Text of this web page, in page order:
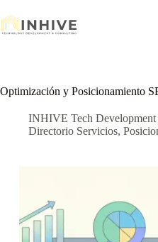
al
contenido
Optimización y Posicionamiento
INHIVE Tech Development
Directorio Servicios,